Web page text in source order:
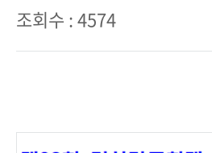
조회수 : 4574